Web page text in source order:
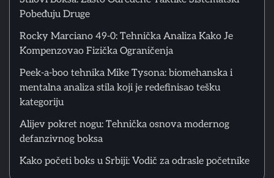
6
Greške početnika u ringu: Zašto tehnika iz treninga ne
funkcioniše u sparingu
Matthew Lopez
1
Stilovi Boksa: Zašto Određene Taktike Sistematski
Pobeđuju Druge
Rocky Marciano 49-0: Tehnička Analiza Kako Je
Kompenzovao Fizička Ograničenja
Pobeđuju Druge
Rocky Marciano 49-0: Tehnička Analiza Kako Je
Kompenzovao Fizička Ograničenja
Peek-a-boo tehnika Mike Tysona: biomehanska i
mentalna analiza stila koji je redefinisao tešku
kategoriju
Alijev pokret nogu: Tehnička osnova modernog
defanzivnog boksa
Kako početi boks u Srbiji: Vodič za odrasle početnike